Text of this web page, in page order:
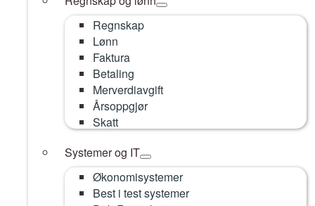
Regnskap
Lønn
Faktura
Betaling
Merverdiavgift
Årsoppgjør
Skatt
Systemer og IT
Økonomisystemer
Best i test systemer